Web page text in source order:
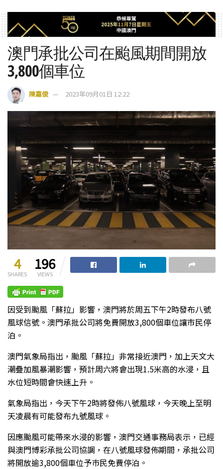
澳門承批公司在颱風期間開放
3,800個車位
陳嘉俊 2023年09月01日 12:22
4
SHARES
196
VIEWS
因受到颱風「蘇拉」影響，澳門將於周五下午2時發布八號
風球信號。澳門承批公司將免費開放3,800個車位讓市民停
泊。
澳門氣象局指出，颱風「蘇拉」非常接近澳門，加上天文大
潮疊加風暴潮影響，預計周六將會出現1.5米高的水浸，且
水位短時間會快速上升。
氣象局指出，今天下午2時將發佈八號風球，今天晚上至明
天凌晨有可能發布九號風球。
因應颱風可能帶來水浸的影響，澳門交通事務局表示，已經
與澳門博彩承批公司協調，在八號風球發佈期間，承批公司
將開放逾3,800個車位予巿民免費停泊。